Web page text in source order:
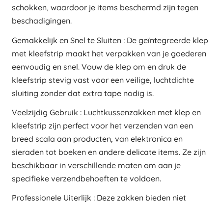
schokken, waardoor je items beschermd zijn tegen
beschadigingen.
Gemakkelijk en Snel te Sluiten : De geïntegreerde klep
met kleefstrip maakt het verpakken van je goederen
eenvoudig en snel. Vouw de klep om en druk de
kleefstrip stevig vast voor een veilige, luchtdichte
sluiting zonder dat extra tape nodig is.
Veelzijdig Gebruik : Luchtkussenzakken met klep en
kleefstrip zijn perfect voor het verzenden van een
breed scala aan producten, van elektronica en
sieraden tot boeken en andere delicate items. Ze zijn
beschikbaar in verschillende maten om aan je
specifieke verzendbehoeften te voldoen.
Professionele Uiterlijk : Deze zakken bieden niet